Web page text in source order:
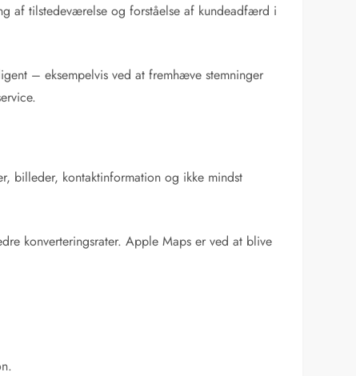
af tilstedeværelse og forståelse af kundeadfærd i
– eksempelvis ved at fremhæve stemninger
billeder, kontaktinformation og ikke mindst
konverteringsrater. Apple Maps er ved at blive